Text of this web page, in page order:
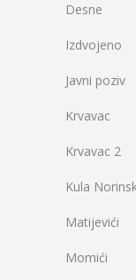
Desne
Izdvojeno
Javni poziv
Krvavac
Krvavac 2
Kula
Matijevići
Momići